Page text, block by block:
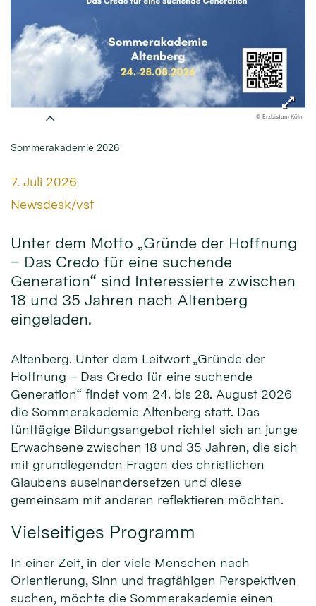
© Erzbistum Köln
Sommerakademie 2026
Datum:
7. Juli 2026
Von:
Newsdesk/vst
Unter dem Motto „Gründe der Hoffnung
– Das Credo für eine suchende
Generation“ sind Interessierte zwischen
18 und 35 Jahren nach Altenberg
eingeladen.
Altenberg. Unter dem Leitwort „Gründe der
Hoffnung – Das Credo für eine suchende
Generation“ findet vom 24. bis 28. August 2026
die Sommerakademie Altenberg statt. Das
fünftägige Bildungsangebot richtet sich an junge
Erwachsene zwischen 18 und 35 Jahren, die sich
mit grundlegenden Fragen des christlichen
Glaubens auseinandersetzen und diese
gemeinsam mit anderen reflektieren möchten.
Vielseitiges Programm
In einer Zeit, in der viele Menschen nach
Orientierung, Sinn und tragfähigen Perspektiven
suchen, möchte die Sommerakademie einen